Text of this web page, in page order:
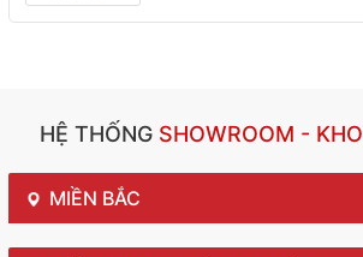
HỆ THỐNGSHOWROOM - KHO
MIỀN BẮC